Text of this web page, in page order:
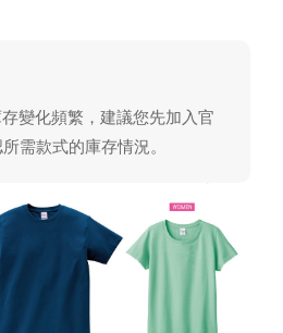
變化頻繁，建議您先加入官
需款式的庫存情況。